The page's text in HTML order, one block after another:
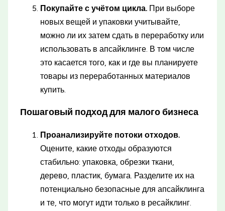
Покупайте с учётом цикла. При выборе
новых вещей и упаковки учитывайте,
можно ли их затем сдать в переработку или
использовать в апсайклинге. В том числе
это касается того, как и где вы планируете
товары из переработанных материалов
купить.
Пошаговый подход для малого бизнеса
Проанализируйте потоки отходов.
Оцените, какие отходы образуются
стабильно: упаковка, обрезки ткани,
дерево, пластик, бумага. Разделите их на
потенциально безопасные для апсайклинга
и те, что могут идти только в ресайклинг.